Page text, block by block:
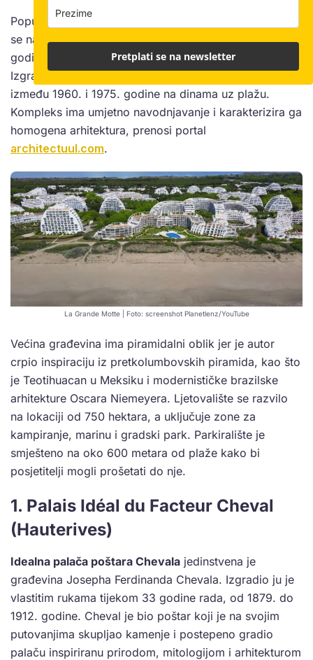
Popularno ljetovalište i luka
se na jugu Francuske te je s dva milijuna turista
godišnje jedno od njihovih omiljenih mjesta za odmor.
Izgrađeno je prema projektu arhitekta Jeana Balladura
između 1960. i 1975. godine na dinama uz plažu.
Kompleks ima umjetno navodnjavanje i karakterizira ga
homogena arhitektura, prenosi portal
architectuul.com.
La Grande Motte | Foto: screenshot Planetlenz/YouTube
Većina građevina ima piramidalni oblik jer je autor
crpio inspiraciju iz pretkolumbovskih piramida, kao što
je Teotihuacan u Meksiku i modernističke brazilske
arhitekture Oscara Niemeyera. Ljetovalište se razvilo
na lokaciji od 750 hektara, a uključuje zone za
kampiranje, marinu i gradski park. Parkiralište je
smješteno na oko 600 metara od plaže kako bi
posjetitelji mogli prošetati do nje.
1. Palais Idéal du Facteur Cheval
(Hauterives)
Idealna palača poštara Chevala jedinstvena je
građevina Josepha Ferdinanda Chevala. Izgradio ju je
vlastitim rukama tijekom 33 godine rada, od 1879. do
1912. godine. Cheval je bio poštar koji je na svojim
putovanjima skupljao kamenje i postepeno gradio
palaču inspiriranu prirodom, mitologijom i arhitekturom
Pretplati se na newsletter